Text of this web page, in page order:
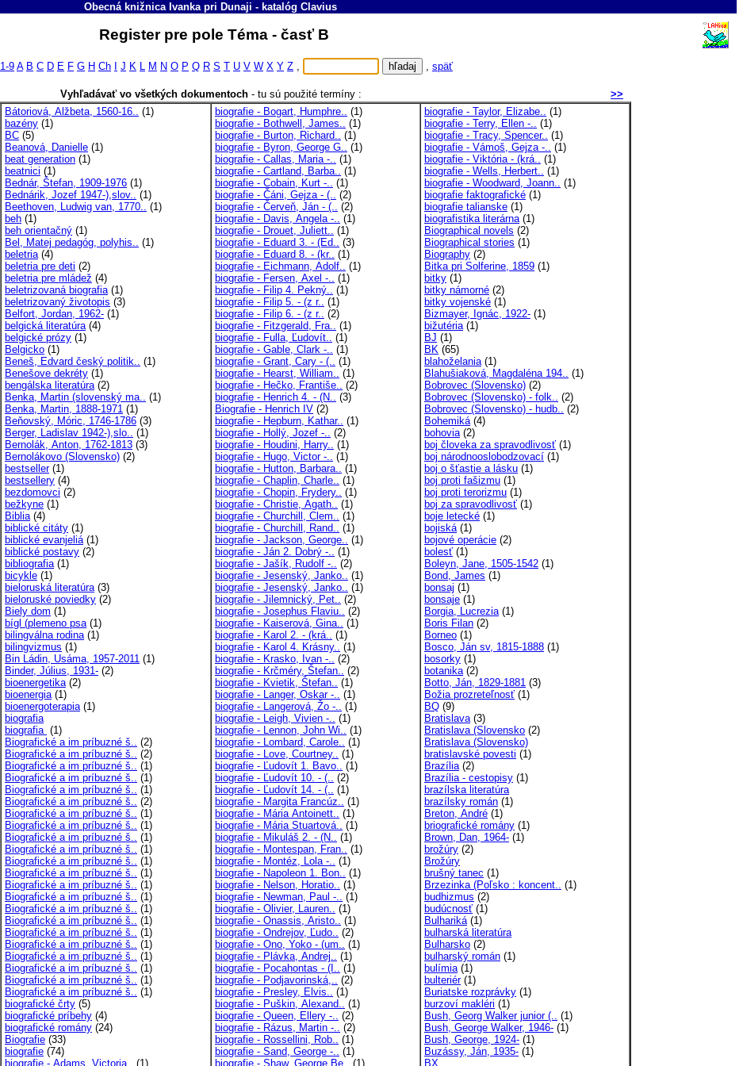
Obecná knižnica Ivanka pri Dunaji - katalóg Clavius
Register pre pole Téma - časť B
1-9 A B C D E F G H Ch J K L M N O P Q R S T U V W X Y Z , , späť
Vyhľadávať vo všetkých dokumentoch- tu sú použité termíny :
>>
Bátoriová, Alžbeta, 1560-16.. (1)
bazény (1)
BC (5)
Beanová, Danielle (1)
beat generation (1)
beatnici (1)
Bednár, Štefan, 1909-1976 (1)
Bednárik, Jozef 1947-),slov.. (1)
Beethoven, Ludwig van, 1770.. (1)
beh (1)
beh orientačný (1)
Bel, Matej pedagóg, polyhis.. (1)
beletria(4)
beletria pre deti (2)
beletria pre mládež (4)
beletrizovaná biografia(1)
beletrizovaný životopis (3)
Belfort, Jordan, 1962- (1)
belgická literatúra(4)
belgické prózy (1)
Belgicko (1)
Beneš, Edvard český politik.. (1)
Benešove dekréty (1)
bengálska literatúra(2)
Benka, Martin (slovenský ma.. (1)
Benka, Martin, 1888-1971 (1)
Beňovský, Móric, 1746-1786 (3)
Berger, Ladislav 1942-),slo.. (1)
Bernolák, Anton, 1762-1813 (3)
Bernolákovo (Slovensko) (2)
bestseller(1)
bestsellery (4)
bezdomovci (2)
bežkyne (1)
Biblia(4)
biblické citáty (1)
biblické evanjeliá(1)
biblické postavy (2)
bibliografia(1)
bicykle (1)
bieloruská literatúra(3)
bieloruské poviedky (2)
Biely dom (1)
bígl (plemeno psa(1)
bilingválna rodina(1)
bilingvizmus (1)
Bin Ládin, Usáma, 1957-2011 (1)
Binder, Július, 1931- (2)
bioenergetika(2)
bioenergia(1)
bioenergoterapia(1)
biografia
biografia (1)
Biografické a im príbuzné š.. (2)
Biografické a im príbuzné š.. (2)
Biografické a im príbuzné š.. (1)
Biografické a im príbuzné š.. (1)
Biografické a im príbuzné š.. (1)
Biografické a im príbuzné š.. (2)
Biografické a im príbuzné š.. (1)
Biografické a im príbuzné š.. (1)
Biografické a im príbuzné š.. (1)
Biografické a im príbuzné š.. (1)
Biografické a im príbuzné š.. (1)
Biografické a im príbuzné š.. (1)
Biografické a im príbuzné š.. (1)
Biografické a im príbuzné š.. (1)
Biografické a im príbuzné š.. (1)
Biografické a im príbuzné š.. (1)
Biografické a im príbuzné š.. (1)
Biografické a im príbuzné š.. (1)
Biografické a im príbuzné š.. (1)
Biografické a im príbuzné š.. (1)
Biografické a im príbuzné š.. (1)
Biografické a im príbuzné š.. (1)
biografické črty (5)
biografické príbehy (4)
biografické romány (24)
Biografie (33)
biografie (74)
biografie - Adams, Victoria..
(1)
biografie - Bogart, Humphre.. (1)
biografie - Bothwell, James.. (1)
biografie - Burton, Richard.. (1)
biografie - Byron, George G.. (1)
biografie - Callas, Maria -.. (1)
biografie - Cartland, Barba.. (1)
biografie - Cobain, Kurt -.. (1)
biografie - Čáni, Gejza - (.. (2)
biografie - Červeň, Ján - (.. (2)
biografie - Davis, Angela -.. (1)
biografie - Drouet, Juliett.. (1)
biografie - Eduard 3. - (Ed.. (3)
biografie - Eduard 8. - (kr.. (1)
biografie - Eichmann, Adolf.. (1)
biografie - Fersen, Axel -.. (1)
biografie - Filip 4. Pekný.. (1)
biografie - Filip 5. - (z r.. (1)
biografie - Filip 6. - (z r.. (2)
biografie - Fitzgerald, Fra.. (1)
biografie - Fulla, Ľudovít.. (1)
biografie - Gable, Clark -.. (1)
biografie - Grant, Cary - (.. (1)
biografie - Hearst, William.. (1)
biografie - Hečko, Františe.. (2)
biografie - Henrich 4. - (N.. (3)
Biografie - Henrich IV (2)
biografie - Hepburn, Kathar.. (1)
biografie - Hollý, Jozef -.. (2)
biografie - Houdini, Harry.. (1)
biografie - Hugo, Victor -.. (1)
biografie - Hutton, Barbara.. (1)
biografie - Chaplin, Charle.. (1)
biografie - Chopin, Frydery.. (1)
biografie - Christie, Agath.. (1)
biografie - Churchill, Clem.. (1)
biografie - Churchill, Rand.. (1)
biografie - Jackson, George.. (1)
biografie - Ján 2. Dobrý -.. (1)
biografie - Jašík, Rudolf -.. (2)
biografie - Jesenský, Janko.. (1)
biografie - Jesenský, Janko.. (1)
biografie - Jilemnický, Pet.. (2)
biografie - Josephus Flaviu.. (2)
biografie - Kaiserová, Gina.. (1)
biografie - Karol 2. - (krá.. (1)
biografie - Karol 4. Krásny.. (1)
biografie - Krasko, Ivan -.. (2)
biografie - Krčméry, Štefan.. (2)
biografie - Kvietik, Štefan.. (1)
biografie - Langer, Oskar -.. (1)
biografie - Langerová, Žo -.. (1)
biografie - Leigh, Vivien -.. (1)
biografie - Lennon, John Wi.. (1)
biografie - Lombard, Carole.. (1)
biografie - Love, Courtney.. (1)
biografie - Ľudovít 1. Bavo.. (1)
biografie - Ľudovít 10. - (.. (2)
biografie - Ľudovít 14. - (.. (1)
biografie - Margita Francúz.. (1)
biografie - Mária Antoinett.. (1)
biografie - Mária Stuartová.. (1)
biografie - Mikuláš 2. - (N.. (1)
biografie - Montespan, Fran.. (1)
biografie - Montéz, Lola -.. (1)
biografie - Napoleon 1. Bon.. (1)
biografie - Nelson, Horatio.. (1)
biografie - Newman, Paul -.. (1)
biografie - Olivier, Lauren.. (1)
biografie - Onassis, Aristo.. (1)
biografie - Ondrejov, Ľudo.. (2)
biografie - Ono, Yoko - (um.. (1)
biografie - Plávka, Andrej.. (1)
biografie - Pocahontas - (I.. (1)
biografie - Podjavorinská,.. (2)
biografie - Presley, Elvis.. (1)
biografie - Puškin, Alexand.. (1)
biografie - Queen, Ellery -.. (2)
biografie - Rázus, Martin -.. (2)
biografie - Rossellini, Rob.. (1)
biografie - Sand, George -.. (1)
biografie - Shaw, George Be..
(1)
biografie - Taylor, Elizabe.. (1)
biografie - Terry, Ellen -.. (1)
biografie - Tracy, Spencer.. (1)
biografie - Vámoš, Gejza -.. (1)
biografie - Viktória - (krá.. (1)
biografie - Wells, Herbert.. (1)
biografie - Woodward, Joann.. (1)
biografie faktografické (1)
biografie talianske (1)
biografistika literárna(1)
Biographical novels (2)
Biographical stories (1)
Biography (2)
Bitka pri Solferine, 1859 (1)
bitky (1)
bitky námorné (2)
bitky vojenské (1)
Bizmayer, Ignác, 1922- (1)
bižutéria(1)
BJ (1)
BK (65)
blahoželania(1)
Blahušiaková, Magdaléna 194.. (1)
Bobrovec (Slovensko) (2)
Bobrovec (Slovensko) - folk.. (2)
Bobrovec (Slovensko) - hudb.. (2)
Bohemiká(4)
bohovia(2)
boj človeka za spravodlivosť (1)
boj národnooslobodzovací (1)
boj o šťastie a lásku (1)
boj proti fašizmu (1)
boj proti terorizmu (1)
boj za spravodlivosť (1)
boje letecké (1)
bojiská(1)
bojové operácie (2)
bolesť (1)
Boleyn, Jane, 1505-1542 (1)
Bond, James (1)
bonsaj (1)
bonsaje (1)
Borgia, Lucrezia(1)
Boris Filan (2)
Borneo (1)
Bosco, Ján sv, 1815-1888 (1)
bosorky (1)
botanika(2)
Botto, Ján, 1829-1881 (3)
Božia prozreteľnosť (1)
BQ (9)
Bratislava(3)
Bratislava (Slovensko (2)
Bratislava (Slovensko)
bratislavské povesti (1)
Brazília(2)
Brazília - cestopisy (1)
brazílska literatúra
brazílsky román (1)
Breton, André (1)
briografické romány (1)
Brown, Dan, 1964- (1)
brožúry (2)
Brožúry
brušný tanec (1)
Brzezinka (Poľsko : koncent.. (1)
budhizmus (2)
budúcnosť (1)
Bulhariká(1)
bulharská literatúra
Bulharsko (2)
bulharský román (1)
bulímia(1)
bulteriér(1)
Buriatske rozprávky (1)
burzoví makléri (1)
Bush, Georg Walker junior (.. (1)
Bush, George Walker, 1946- (1)
Bush, George, 1924- (1)
Buzássy, Ján, 1935- (1)
BX